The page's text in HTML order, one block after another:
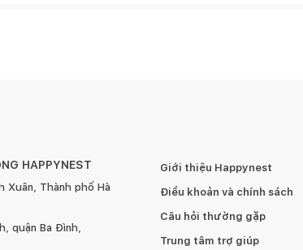
bụi bẩn, kể cả các hạt bụi mịn trên màng, ngăn bụi
giúp làm giảm nguy cơ của các tác nhân gây dị ứng,
HAPPYNEST
Xuân, Thành phố Hà
quận Ba Đình,
Giới thiệu Happynest
Điều khoản và chính sách
Câu hỏi thường gặp
Trung tâm trợ giúp